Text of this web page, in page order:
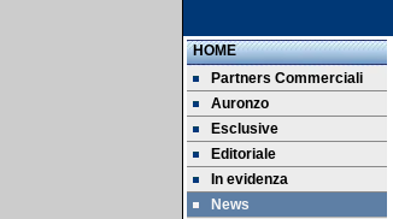
HOME
Partners Commerciali
Auronzo
Esclusive
Editoriale
In evidenza
News